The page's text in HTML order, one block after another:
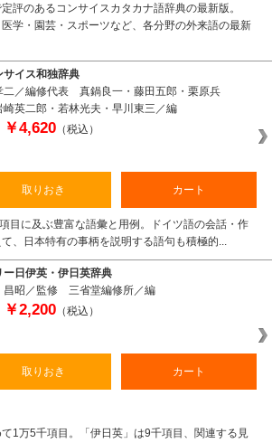
評のあるコンサイスカタカナ語辞典の最新版。
学・園芸・スポーツなど、各分野の外来語の最新
サイス和独辞典
二／編修代表 真鍋良一・藤田五郎・栗原兵
崎英二郎・若林光夫・早川東三／編
￥4,620 （税込）
取りおき カート
目に及ぶ豊富な語彙と用例。ドイツ語の会話・作
、日本特有の事柄を説明する語句も積極的...
ー日伊英・伊日英辞典
昭／監修 三省堂編修所／編
￥2,200 （税込）
取りおき カート
て1万5千項目。「伊日英」は9千項目、関連する見